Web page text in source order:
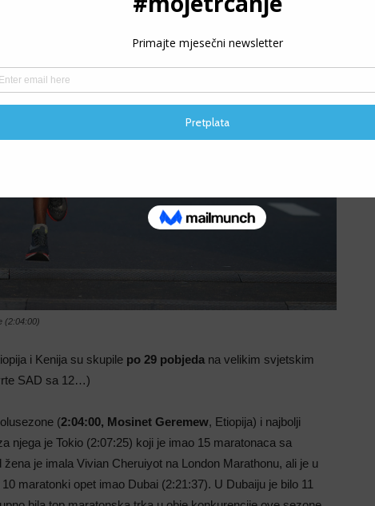
(2:04:00)
i Kenija su skupile po 29 pobjeda na velikim svjetskim
SAD sa 12…)
(2:04:00, Mosinet Geremew, Etiopija) i najbolji
njega je Tokio (2:07:25) koji je imao 15 maratonaca sa
je imala Vivian Cheruiyot na London Marathonu, ali je u
maratonki opet imao Dubai (2:21:37). U Dubaiju je bilo 11